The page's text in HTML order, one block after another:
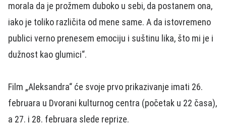
morala da je prožmem duboko u sebi, da postanem ona,
iako je toliko različita od mene same. A da istovremeno
publici verno prenesem emociju i suštinu lika, što mi je i
dužnost kao glumici“.
Film „Aleksandra“ će svoje prvo prikazivanje imati 26.
februara u Dvorani kulturnog centra (početak u 22 časa),
a 27. i 28. februara slede reprize.